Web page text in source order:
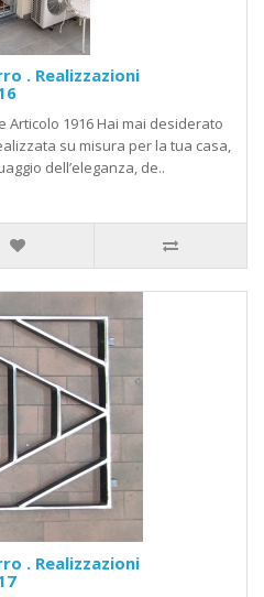
. Realizzazioni
Articolo 1916 Hai mai desiderato
su misura per la tua casa,
dell’eleganza, de..
. Realizzazioni